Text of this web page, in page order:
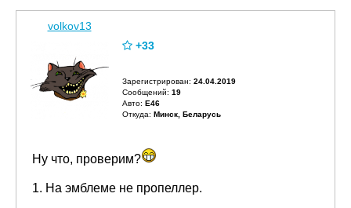
volkov13
+33
Зарегистрирован: 24.04.2019
Сообщений: 19
Авто: E46
Откуда: Минск, Беларусь
Ну что, проверим?
1. На эмблеме не пропеллер.